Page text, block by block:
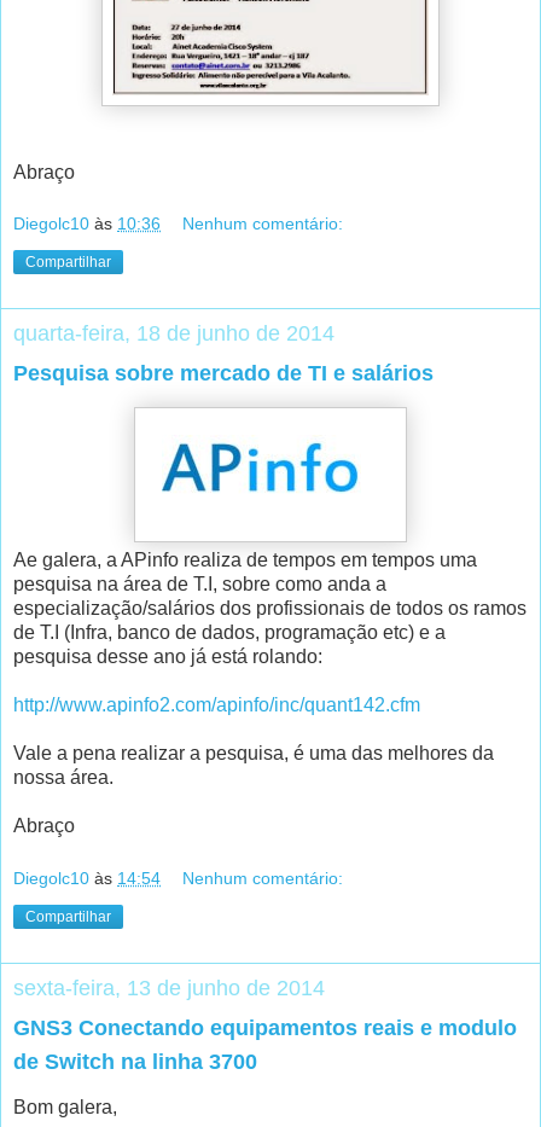
Abraço
Diegolc10 às 10:36 Nenhum comentário:
Compartilhar
quarta-feira, 18 de junho de 2014
Pesquisa sobre mercado de TI e salários
Ae galera, a APinfo realiza de tempos em tempos uma
pesquisa na área de T.I, sobre como anda a
especialização/salários dos profissionais de todos os ramos
de T.I (Infra, banco de dados, programação etc) e a
pesquisa desse ano já está rolando:
http://www.apinfo2.com/apinfo/inc/quant142.cfm
Vale a pena realizar a pesquisa, é uma das melhores da
nossa área.
Abraço
Diegolc10 às 14:54 Nenhum comentário:
Compartilhar
sexta-feira, 13 de junho de 2014
GNS3 Conectando equipamentos reais e modulo
de Switch na linha 3700
Bom galera,